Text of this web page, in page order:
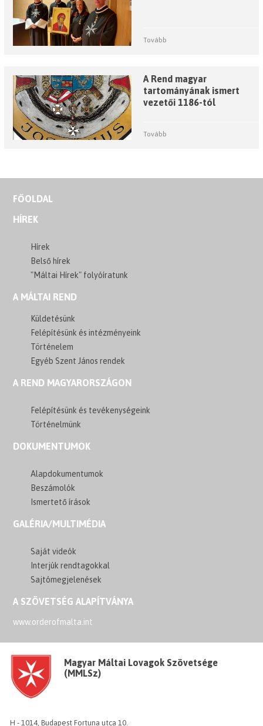
Tovább
A Rend magyar
tartományának ismert
vezetői 1186-tól
Tovább
FŐOLDAL
HÍREK
Hírek
Belső hírek
"Máltai Hírek" folyóíratunk
A MÁLTAI REND
Küldetésünk
Felépítésünk és intézményeink
Történelem
Egyéb Szent János rendek
A REND MAGYARORSZÁGON
Felépítésünk és tevékenységeink
Történelmünk
DOKUMENTUMOK
Alapdokumentumok
Beszámolók
Ismertető írások
GALÉRIA/MULTIMÉDIA
Saját videók
Interjúk rendtagokkal
Sajtómegjelenések
A SZÖVETSÉG ALAPÍTVÁNYA
www.orderofmalta.int
Magyar Máltai Lovagok Szövetsége
(MMLSz)
H - 1014, Budapest Fortuna utca 10.